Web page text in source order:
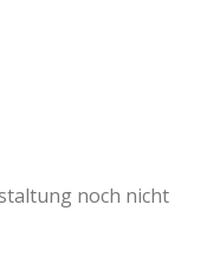
noch nicht